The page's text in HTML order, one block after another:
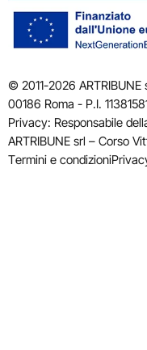
© 2011-2026
00186 Roma - P.I.
Privacy: Responsabile
ARTRIBUNE srl – Corso
Termini e condizioni